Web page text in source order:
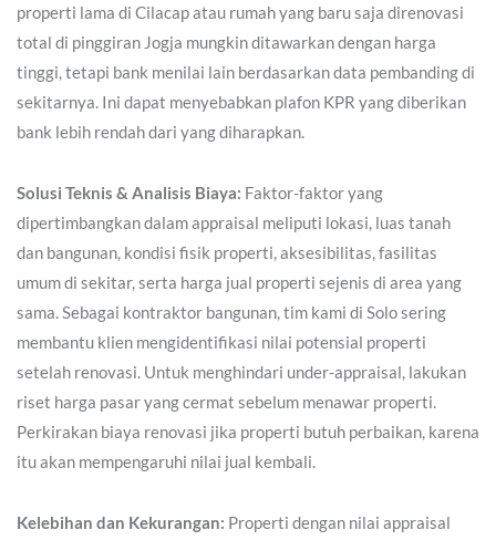
properti lama di Cilacap atau rumah yang baru saja direnovasi
total di pinggiran Jogja mungkin ditawarkan dengan harga
tinggi, tetapi bank menilai lain berdasarkan data pembanding di
sekitarnya. Ini dapat menyebabkan plafon KPR yang diberikan
bank lebih rendah dari yang diharapkan.
Solusi Teknis & Analisis Biaya: Faktor-faktor yang
dipertimbangkan dalam appraisal meliputi lokasi, luas tanah
dan bangunan, kondisi fisik properti, aksesibilitas, fasilitas
umum di sekitar, serta harga jual properti sejenis di area yang
sama. Sebagai kontraktor bangunan, tim kami di Solo sering
membantu klien mengidentifikasi nilai potensial properti
setelah renovasi. Untuk menghindari under-appraisal, lakukan
riset harga pasar yang cermat sebelum menawar properti.
Perkirakan biaya renovasi jika properti butuh perbaikan, karena
itu akan mempengaruhi nilai jual kembali.
Kelebihan dan Kekurangan: Properti dengan nilai appraisal